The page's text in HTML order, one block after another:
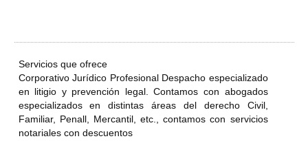
Servicios que ofrece
Corporativo Jurídico Profesional Despacho especializado
en litigio y prevención legal. Contamos con abogados
especializados en distintas áreas del derecho Civil,
Familiar, Penall, Mercantil, etc., contamos con servicios
notariales con descuentos